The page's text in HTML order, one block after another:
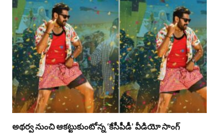
అథర్వ నుంచి ఆకట్టుకుంటోన్న ‘కేసీపీడీ’ వీడియో సాంగ్